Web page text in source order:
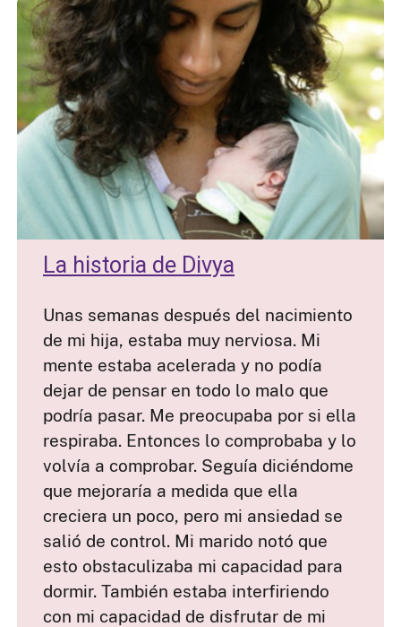
La historia de Divya
Unas semanas después del nacimiento
de mi hija, estaba muy nerviosa. Mi
mente estaba acelerada y no podía
dejar de pensar en todo lo malo que
podría pasar. Me preocupaba por si ella
respiraba. Entonces lo comprobaba y lo
volvía a comprobar. Seguía diciéndome
que mejoraría a medida que ella
creciera un poco, pero mi ansiedad se
salió de control. Mi marido notó que
esto obstaculizaba mi capacidad para
dormir. También estaba interfiriendo
con mi capacidad de disfrutar de mi